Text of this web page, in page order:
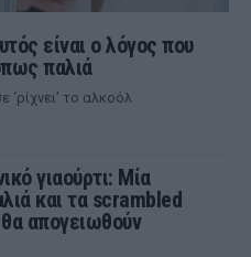
είναι ο λόγος που
παλιά
‘ρίχνει’ το αλκοόλ
γιαούρτι: Μία
και τα scrambled
απογειωθούν